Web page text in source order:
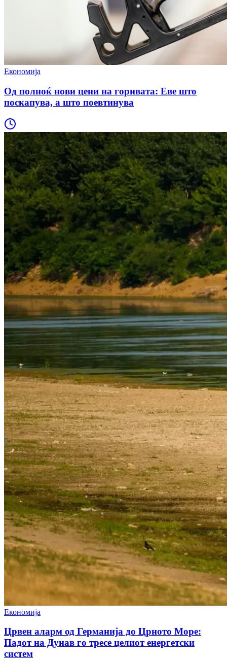
Економија
Од полноќ нови цени на горивата: Еве што
поскапува, а што поевтинува
Економија
Црвен аларм од Германија до Црното Море:
Падот на Дунав го тресе целиот енергетски
систем